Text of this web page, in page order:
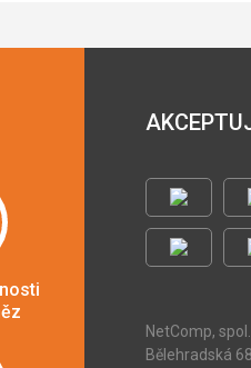
NetComp, spol.
Bělehradská